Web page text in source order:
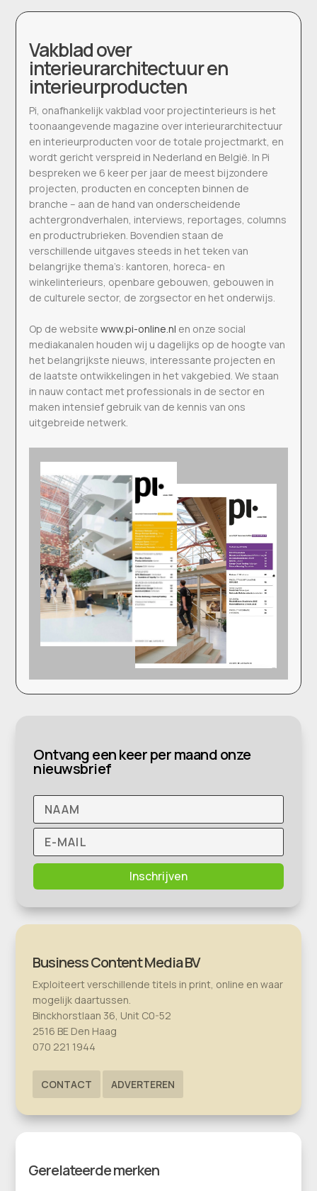
Vakblad over
interieurarchitectuur en
interieurproducten
Pi, onafhankelijk vakblad voor projectinterieurs is het
toonaangevende magazine over interieurarchitectuur
en interieurproducten voor de totale projectmarkt, en
wordt gericht verspreid in Nederland en België. In Pi
bespreken we 6 keer per jaar de meest bijzondere
projecten, producten en concepten binnen de
branche – aan de hand van onderscheidende
achtergrondverhalen, interviews, reportages, columns
en productrubrieken. Bovendien staan de
verschillende uitgaves steeds in het teken van
belangrijke thema’s: kantoren, horeca- en
winkelinterieurs, openbare gebouwen, gebouwen in
de culturele sector, de zorgsector en het onderwijs.
Op de websitewww.pi-online.nl en onze social
mediakanalen houden wij u dagelijks op de hoogte van
het belangrijkste nieuws, interessante projecten en
de laatste ontwikkelingen in het vakgebied. We staan
in nauw contact met professionals in de sector en
maken intensief gebruik van de kennis van ons
uitgebreide netwerk.
Ontvang een keer per maand onze
nieuwsbrief
Inschrijven
Business Content Media BV
Exploiteert verschillende titels in print, online en waar
mogelijk daartussen.
Binckhorstlaan 36, Unit C0-52
2516 BE Den Haag
070 221 1944
CONTACT ADVERTEREN
Gerelateerde merken